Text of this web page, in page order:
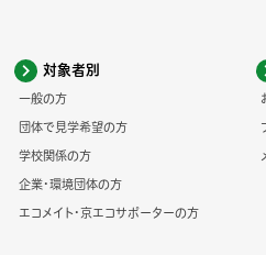
対象者別
一般の方
団体で見学希望の方
学校関係の方
企業・環境団体の方
エコメイト・京エコサポーターの方